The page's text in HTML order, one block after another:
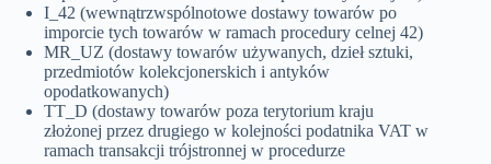
I_42 (wewnątrzwspólnotowe dostawy towarów po
imporcie tych towarów w ramach procedury celnej 42)
MR_UZ (dostawy towarów używanych, dzieł sztuki,
przedmiotów kolekcjonerskich i antyków
opodatkowanych)
TT_D (dostawy towarów poza terytorium kraju
złożonej przez drugiego w kolejności podatnika VAT w
ramach transakcji trójstronnej w procedurze